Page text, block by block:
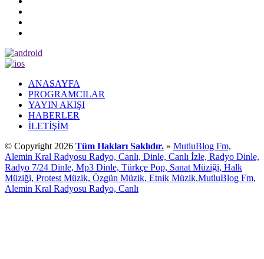
ANASAYFA
PROGRAMCILAR
YAYIN AKIŞI
HABERLER
İLETİŞİM
© Copyright 2026 Tüm Hakları Saklıdır. » MutluBlog Fm,
Alemin Kral Radyosu Radyo, Canlı, Dinle, Canlı İzle, Radyo Dinle,
Radyo 7/24 Dinle, Mp3 Dinle, Türkçe Pop, Sanat Müziği, Halk
Müziği, Protest Müzik, Özgün Müzik, Etnik Müzik,MutluBlog Fm,
Alemin Kral Radyosu Radyo, Canlı